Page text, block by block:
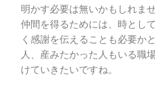
明かす必要は無いかもしれま
仲間を得るためには、時とし
く感謝を伝えることも必要か
人、産みたかった人もいる職
けていきたいですね。